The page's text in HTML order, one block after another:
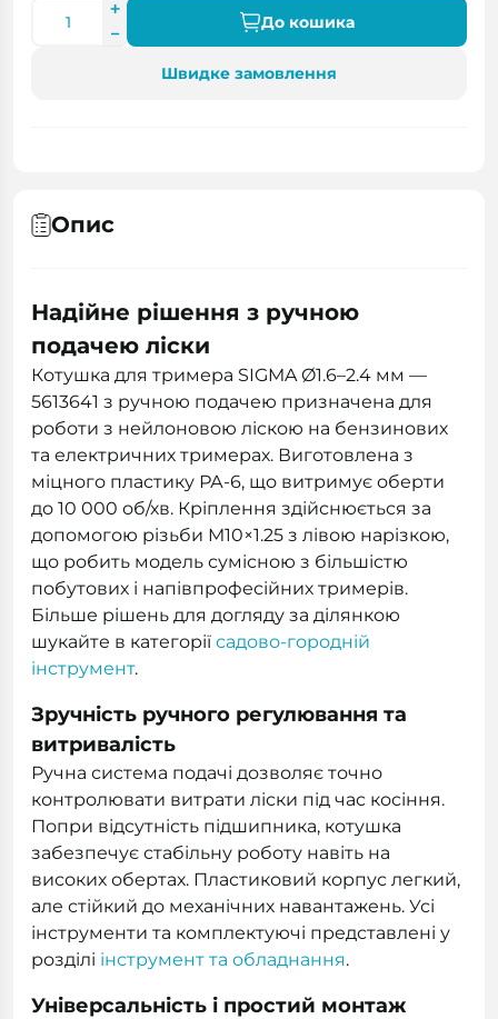
До кошика
Швидке замовлення
Опис
Надійне рішення з ручною
подачею ліски
Котушка для тримера SIGMA Ø1.6–2.4 мм —
5613641 з ручною подачею призначена для
роботи з нейлоновою ліскою на бензинових
та електричних тримерах. Виготовлена з
міцного пластику РА-6, що витримує оберти
до 10 000 об/хв. Кріплення здійснюється за
допомогою різьби M10×1.25 з лівою нарізкою,
що робить модель сумісною з більшістю
побутових і напівпрофесійних тримерів.
Більше рішень для догляду за ділянкою
шукайте в категорії садово-городній
інструмент.
Зручність ручного регулювання та
витривалість
Ручна система подачі дозволяє точно
контролювати витрати ліски під час косіння.
Попри відсутність підшипника, котушка
забезпечує стабільну роботу навіть на
високих обертах. Пластиковий корпус легкий,
але стійкий до механічних навантажень. Усі
інструменти та комплектуючі представлені у
розділі інструмент та обладнання.
Універсальність і простий монтаж